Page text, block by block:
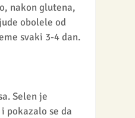
nakon glutena,
obolele od
svaki 3-4 dan.
Selen je
pokazalo se da